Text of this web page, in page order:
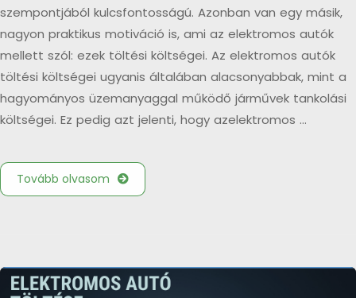
szempontjából kulcsfontosságú. Azonban van egy másik,
nagyon praktikus motiváció is, ami az elektromos autók
mellett szól: ezek töltési költségei. Az elektromos autók
töltési költségei ugyanis általában alacsonyabbak, mint a
hagyományos üzemanyaggal működő járművek tankolási
költségei. Ez pedig azt jelenti, hogy azelektromos …
Tovább olvasom